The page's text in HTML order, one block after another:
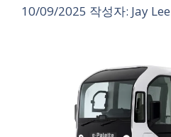
10/09/2025 작성자: Jay Lee